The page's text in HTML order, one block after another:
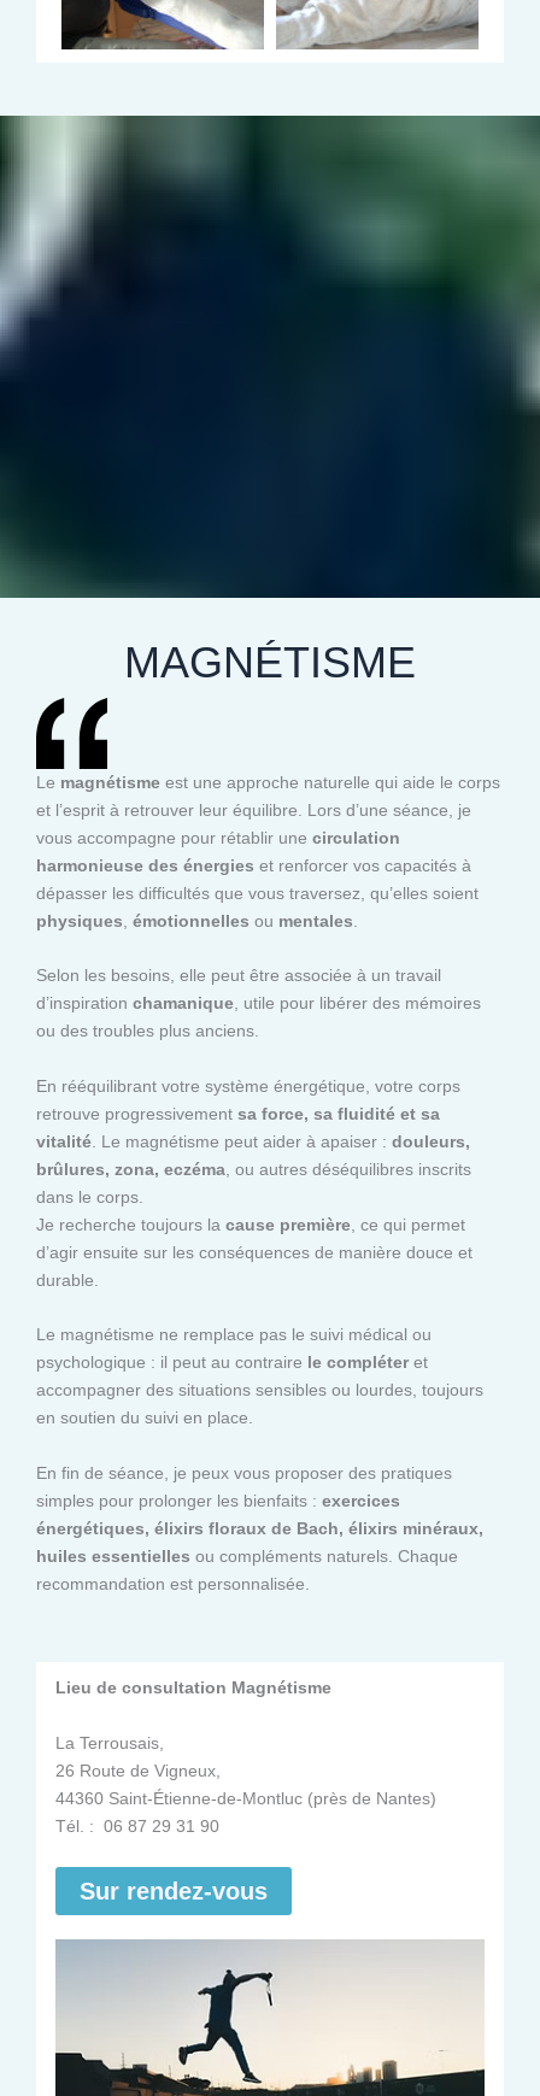
MAGNÉTISME
Le magnétisme est une approche naturelle qui aide le corps
et l’esprit à retrouver leur équilibre. Lors d’une séance, je
vous accompagne pour rétablir une circulation
harmonieuse des énergies et renforcer vos capacités à
dépasser les difficultés que vous traversez, qu’elles soient
physiques émotionnelles ou mentales
Selon les besoins, elle peut être associée à un travail
d’inspiration chamanique, utile pour libérer des mémoires
ou des troubles plus anciens.
En rééquilibrant votre système énergétique, votre corps
retrouve progressivement sa force, sa fluidité et sa
vitalité . Le magnétisme peut aider à apaiser : douleurs,
brûlures, zona, eczéma , ou autres déséquilibres inscrits
dans le corps.
Je recherche toujours la cause première , ce qui permet
d’agir ensuite sur les conséquences de manière douce et
durable.
Le magnétisme ne remplace pas le suivi médical ou
psychologique : il peut au contraire le compléteret
accompagner des situations sensibles ou lourdes, toujours
en soutien du suivi en place.
En fin de séance, je peux vous proposer des pratiques
simples pour prolonger les bienfaits : exercices
énergétiques, élixirs floraux de Bach, élixirs minéraux,
huiles essentielles ou compléments naturels. Chaque
recommandation est personnalisée.
Lieu de consultation Magnétisme
La Terrousais,
26 Route de Vigneux,
44360 Saint-Étienne-de-Montluc (près de Nantes)
Tél. : 06 87 29 31 90
Sur rendez-vous